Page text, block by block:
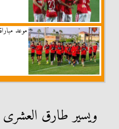
موعد
ويسير طارق العشرى